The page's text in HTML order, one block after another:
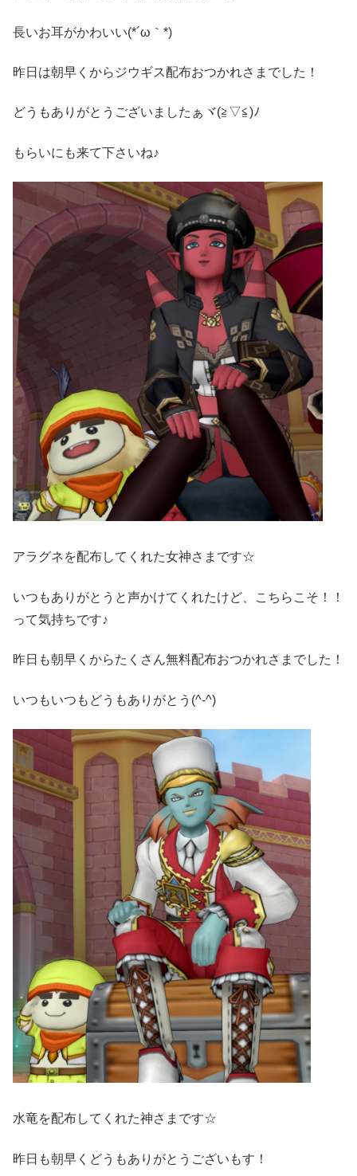
長いお耳がかわいい(*´ω｀*)
昨日は朝早くからジウギス配布おつかれさまでした！
どうもありがとうございましたぁヾ(≧▽≦)ﾉ
もらいにも来て下さいね♪
アラグネを配布してくれた女神さまです☆
いつもありがとうと声かけてくれたけど、こちらこそ！！
って気持ちです♪
昨日も朝早くからたくさん無料配布おつかれさまでした！
いつもいつもどうもありがとう(^-^)ゞ
水竜を配布してくれた神さまです☆
昨日も朝早くどうもありがとうございもす！